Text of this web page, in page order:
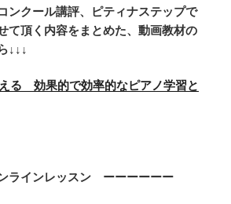
ンクール講評、ピティナステップで
て頂く内容をまとめた、動画教材の
↓↓↓
る 効果的で効率的なピアノ学習と
ラインレッスン ーーーーーー